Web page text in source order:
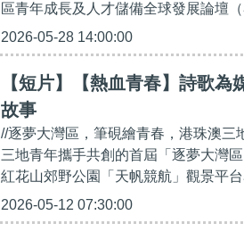
區青年成長及人才儲備全球發展論壇
2026-05-28 14:00:00
【短片】【熱血青春】詩歌
故事
//逐夢大灣區，筆硯繪青春，港珠澳三
三地青年攜手共創的首屆「逐夢大灣
紅花山郊野公園「天帆競航」觀景平
2026-05-12 07:30:00